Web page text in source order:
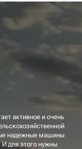
активное и очень
надежные машины
И для этого нужны